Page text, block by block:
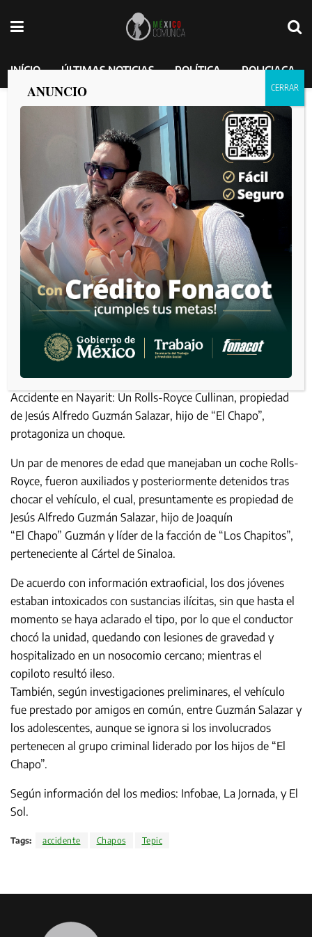
INÍCIO ÚLTIMAS NOTICIAS POLÍTICA POLICIACA
Rolls-Royce vinculado a “Los Chapitos”
protagoniza accidente en Tepic
por MEXICO COMUNICA 2025-01-21
Accidente en Nayarit: Un Rolls-Royce Cullinan, propiedad
de Jesús Alfredo Guzmán Salazar, hijo de “El Chapo”,
protagoniza un choque.
Un par de menores de edad que manejaban un coche Rolls-
Royce, fueron auxiliados y posteriormente detenidos tras
chocar el vehículo, el cual, presuntamente es propiedad de
Jesús Alfredo Guzmán Salazar, hijo de Joaquín
“El Chapo” Guzmán y líder de la facción de “Los Chapitos”,
perteneciente al Cártel de Sinaloa.
De acuerdo con información extraoficial, los dos jóvenes
estaban intoxicados con sustancias ilícitas, sin que hasta el
momento se haya aclarado el tipo, por lo que el conductor
chocó la unidad, quedando con lesiones de gravedad y
hospitalizado en un nosocomio cercano; mientras el
copiloto resultó ileso.
También, según investigaciones preliminares, el vehículo
fue prestado por amigos en común, entre Guzmán Salazar y
los adolescentes, aunque se ignora si los involucrados
pertenecen al grupo criminal liderado por los hijos de “El
Chapo”.
Según información del los medios: Infobae, La Jornada, y El
Sol.
Tags: accidente Chapos Tepic
ANUNCIO